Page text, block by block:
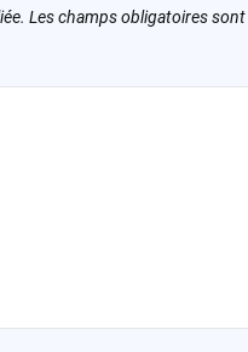
Les champs obligatoires